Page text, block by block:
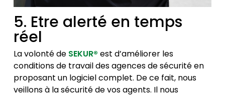
5. Etre alerté en temps
réel
La volonté de SEKUR® est d’améliorer les
conditions de travail des agences de sécurité en
proposant un logiciel complet. De ce fait, nous
veillons à la sécurité de vos agents. Il nous